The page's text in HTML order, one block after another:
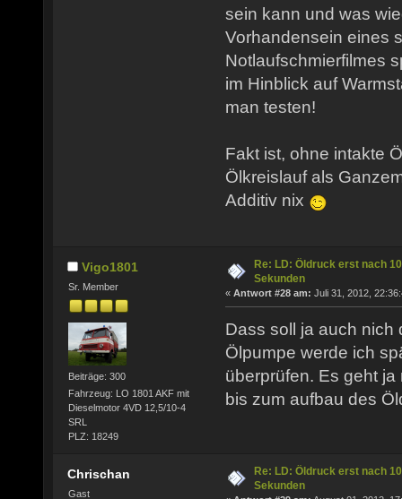
sein kann und was
Vorhandensein eines
Notlaufschmierfilmes
im Hinblick auf
man testen!
Fakt ist, ohne intakte
Ölkreislauf als
Additiv nix
Vigo1801
Sr. Member
Beiträge: 300
Fahrzeug: LO 1801 AKF mit
Dieselmotor 4VD 12,5/10-4
SRL
PLZ: 18249
Re: LD: Öldruck erst nach 10
Sekunden
« Antwort #28 am: Juli 31, 2012,
Dass soll ja auch nich
Ölpumpe werde ich
überprüfen. Es geht
bis zum aufbau des
Chrischan
Gast
Re: LD: Öldruck erst nach 10
Sekunden